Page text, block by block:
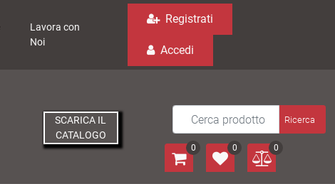
Lavora con
Noi
Registrati
Accedi
SCARICA IL
CATALOGO
0 0 0